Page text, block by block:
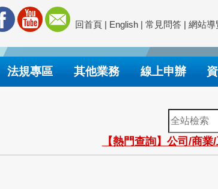
回首頁 | English | 常見問答 | 網站導
法規專區 其他業務 線上申辦
全
站
檢
索
【熱門查詢】公司/商